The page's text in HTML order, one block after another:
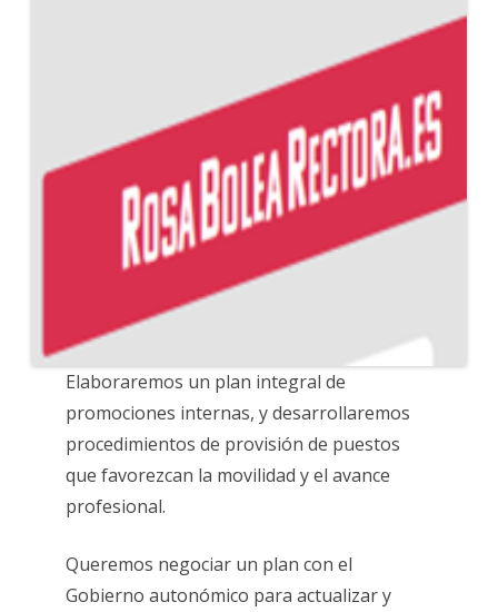
Elaboraremos un plan integral de
promociones internas, y desarrollaremos
procedimientos de provisión de puestos
que favorezcan la movilidad y el avance
profesional.
Queremos negociar un plan con el
Gobierno autonómico para actualizar y